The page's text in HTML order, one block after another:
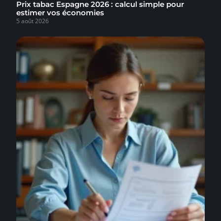
Prix tabac Espagne 2026 : calcul simple pour
estimer vos économies
5 août 2026